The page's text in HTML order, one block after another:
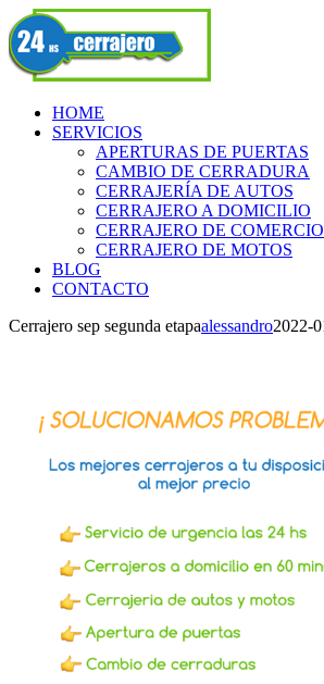
Skip
to
content
Facebook
HOME
SERVICIOS
APERTURAS DE PUERTAS
CAMBIO DE CERRADURA
CERRAJERÍA DE AUTOS
CERRAJERO A DOMICILIO
CERRAJERO DE COMERCIO
CERRAJERO DE MOTOS
BLOG
CONTACTO
Cerrajero sep segunda etapaalessandro2022-